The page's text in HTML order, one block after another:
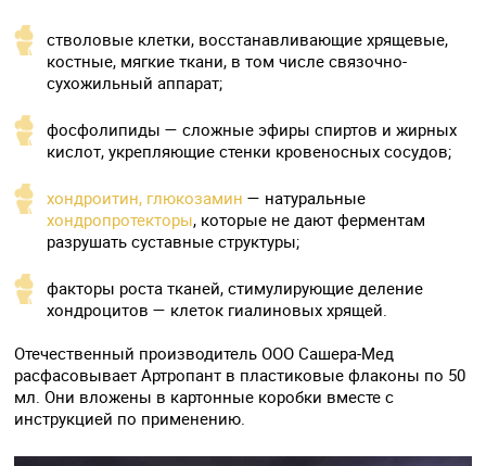
стволовые клетки, восстанавливающие хрящевые,
костные, мягкие ткани, в том числе связочно-
сухожильный аппарат;
фосфолипиды — сложные эфиры спиртов и жирных
кислот, укрепляющие стенки кровеносных сосудов;
хондроитин, глюкозамин — натуральные
хондропротекторы, которые не дают ферментам
разрушать суставные структуры;
факторы роста тканей, стимулирующие деление
хондроцитов — клеток гиалиновых хрящей.
Отечественный производитель ООО Сашера-Мед
расфасовывает Артропант в пластиковые флаконы по 50
мл. Они вложены в картонные коробки вместе с
инструкцией по применению.